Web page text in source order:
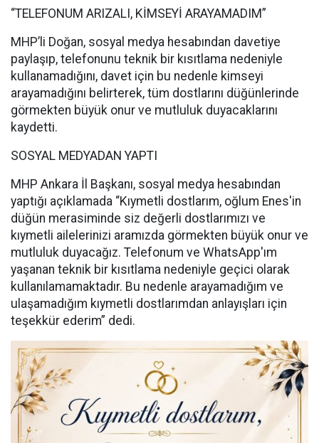
“TELEFONUM ARIZALI, KİMSEYİ ARAYAMADIM”
MHP’li Doğan, sosyal medya hesabından davetiye
paylaşıp, telefonunu teknik bir kısıtlama nedeniyle
kullanamadığını, davet için bu nedenle kimseyi
arayamadığını belirterek, tüm dostlarını düğünlerinde
görmekten büyük onur ve mutluluk duyacaklarını
kaydetti.
SOSYAL MEDYADAN YAPTI
MHP Ankara İl Başkanı, sosyal medya hesabından
yaptığı açıklamada “Kıymetli dostlarım, oğlum Enes'in
düğün merasiminde siz değerli dostlarımızı ve
kıymetli ailelerinizi aramızda görmekten büyük onur ve
mutluluk duyacağız. Telefonum ve WhatsApp'ım
yaşanan teknik bir kısıtlama nedeniyle geçici olarak
kullanılamamaktadır. Bu nedenle arayamadığım ve
ulaşamadığım kıymetli dostlarımdan anlayışları için
teşekkür ederim” dedi.